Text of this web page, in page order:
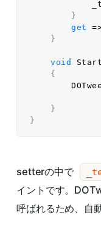
}
get
}
void Start
{
}
}
setterの中で
イントです。
呼ばれるため、自